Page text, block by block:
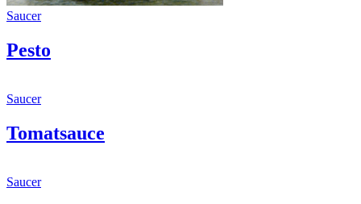
Pesto
Saucer
Pesto
Tomatsauce
Saucer
Tomatsauce
Ingefærsauce
Saucer